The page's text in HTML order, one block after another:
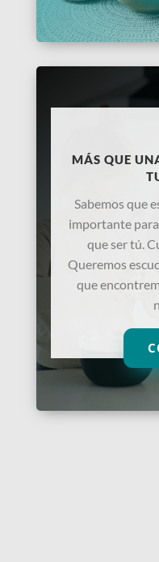
MÁS QUE
Sabemos que
importante para
que ser tú.
Queremos
que